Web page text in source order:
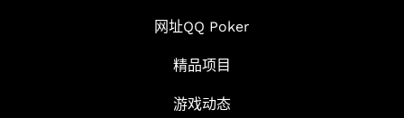
网址QQ Poker
精品项目
游戏动态